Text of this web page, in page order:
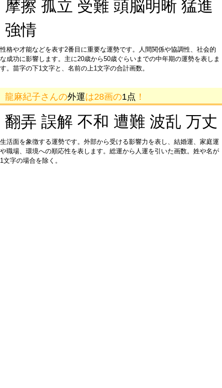
摩擦 孤立 受難 頭脳明晰 猛進
強情
性格や才能などを表す2番目に重要な運勢です。人間関係や協調性、社会的
な成功に影響します。主に20歳から50歳ぐらいまでの中年期の運勢を表しま
す。苗字の下1文字と、名前の上1文字の合計画数。
龍麻紀子さんの外運は28画の1点 ！
翻弄 誤解 不和 遭難 波乱 万丈
生活面を象徴する運勢です。外部から受ける影響力を表し、結婚運、家庭運
や職場、環境への順応性を表します。総運から人運を引いた画数。姓や名が
1文字の場合を除く。